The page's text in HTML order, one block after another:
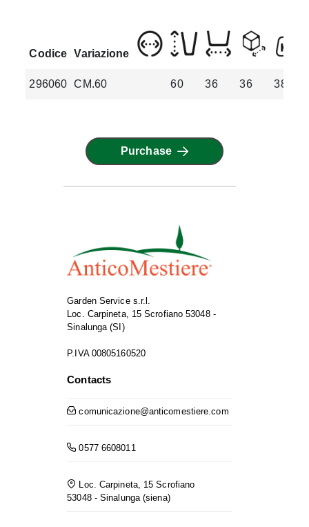
Codice Variazione
296060 CM.60 60 36 36 38.4
Purchase
Garden Service s.r.l.
Loc. Carpineta, 15 Scrofiano 53048 -
Sinalunga (SI)
P.IVA 00805160520
Contacts
comunicazione@anticomestiere.com
0577 6608011
Loc. Carpineta, 15 Scrofiano
53048 - Sinalunga (siena)